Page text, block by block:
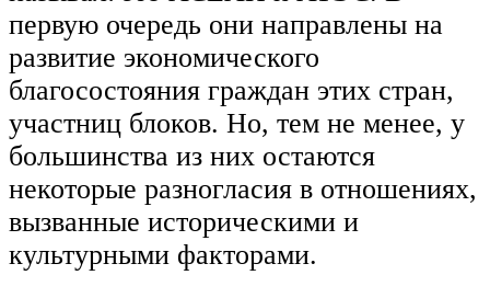
первую очередь они направлены на
развитие экономического
благосостояния граждан этих стран,
участниц блоков. Но, тем не менее, у
большинства из них остаются
некоторые разногласия в отношениях,
вызванные историческими и
культурными факторами.